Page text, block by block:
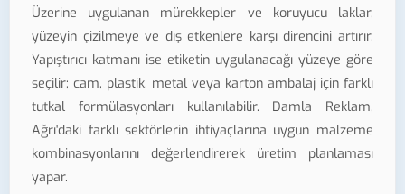
Üzerine uygulanan mürekkepler ve koruyucu laklar,
yüzeyin çizilmeye ve dış etkenlere karşı direncini artırır.
Yapıştırıcı katmanı ise etiketin uygulanacağı yüzeye göre
seçilir; cam, plastik, metal veya karton ambalaj için farklı
tutkal formülasyonları kullanılabilir. Damla Reklam,
Ağrı'daki farklı sektörlerin ihtiyaçlarına uygun malzeme
kombinasyonlarını değerlendirerek üretim planlaması
yapar.